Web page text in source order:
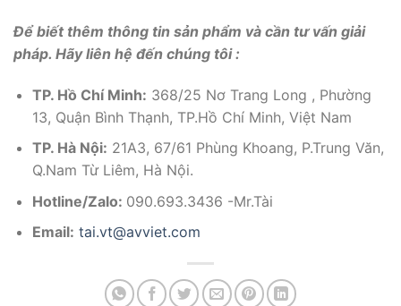
Để biết thêm thông tin sản phẩm và cần tư vấn giải
pháp. Hãy liên hệ đến chúng tôi :
TP. Hồ Chí Minh: 368/25 Nơ Trang Long , Phường
13, Quận Bình Thạnh, TP.Hồ Chí Minh, Việt Nam
TP. Hà Nội: 21A3, 67/61 Phùng Khoang, P.Trung Văn,
Q.Nam Từ Liêm, Hà Nội.
Hotline/Zalo: 090.693.3436 -Mr.Tài
Email: tai.vt@avviet.com